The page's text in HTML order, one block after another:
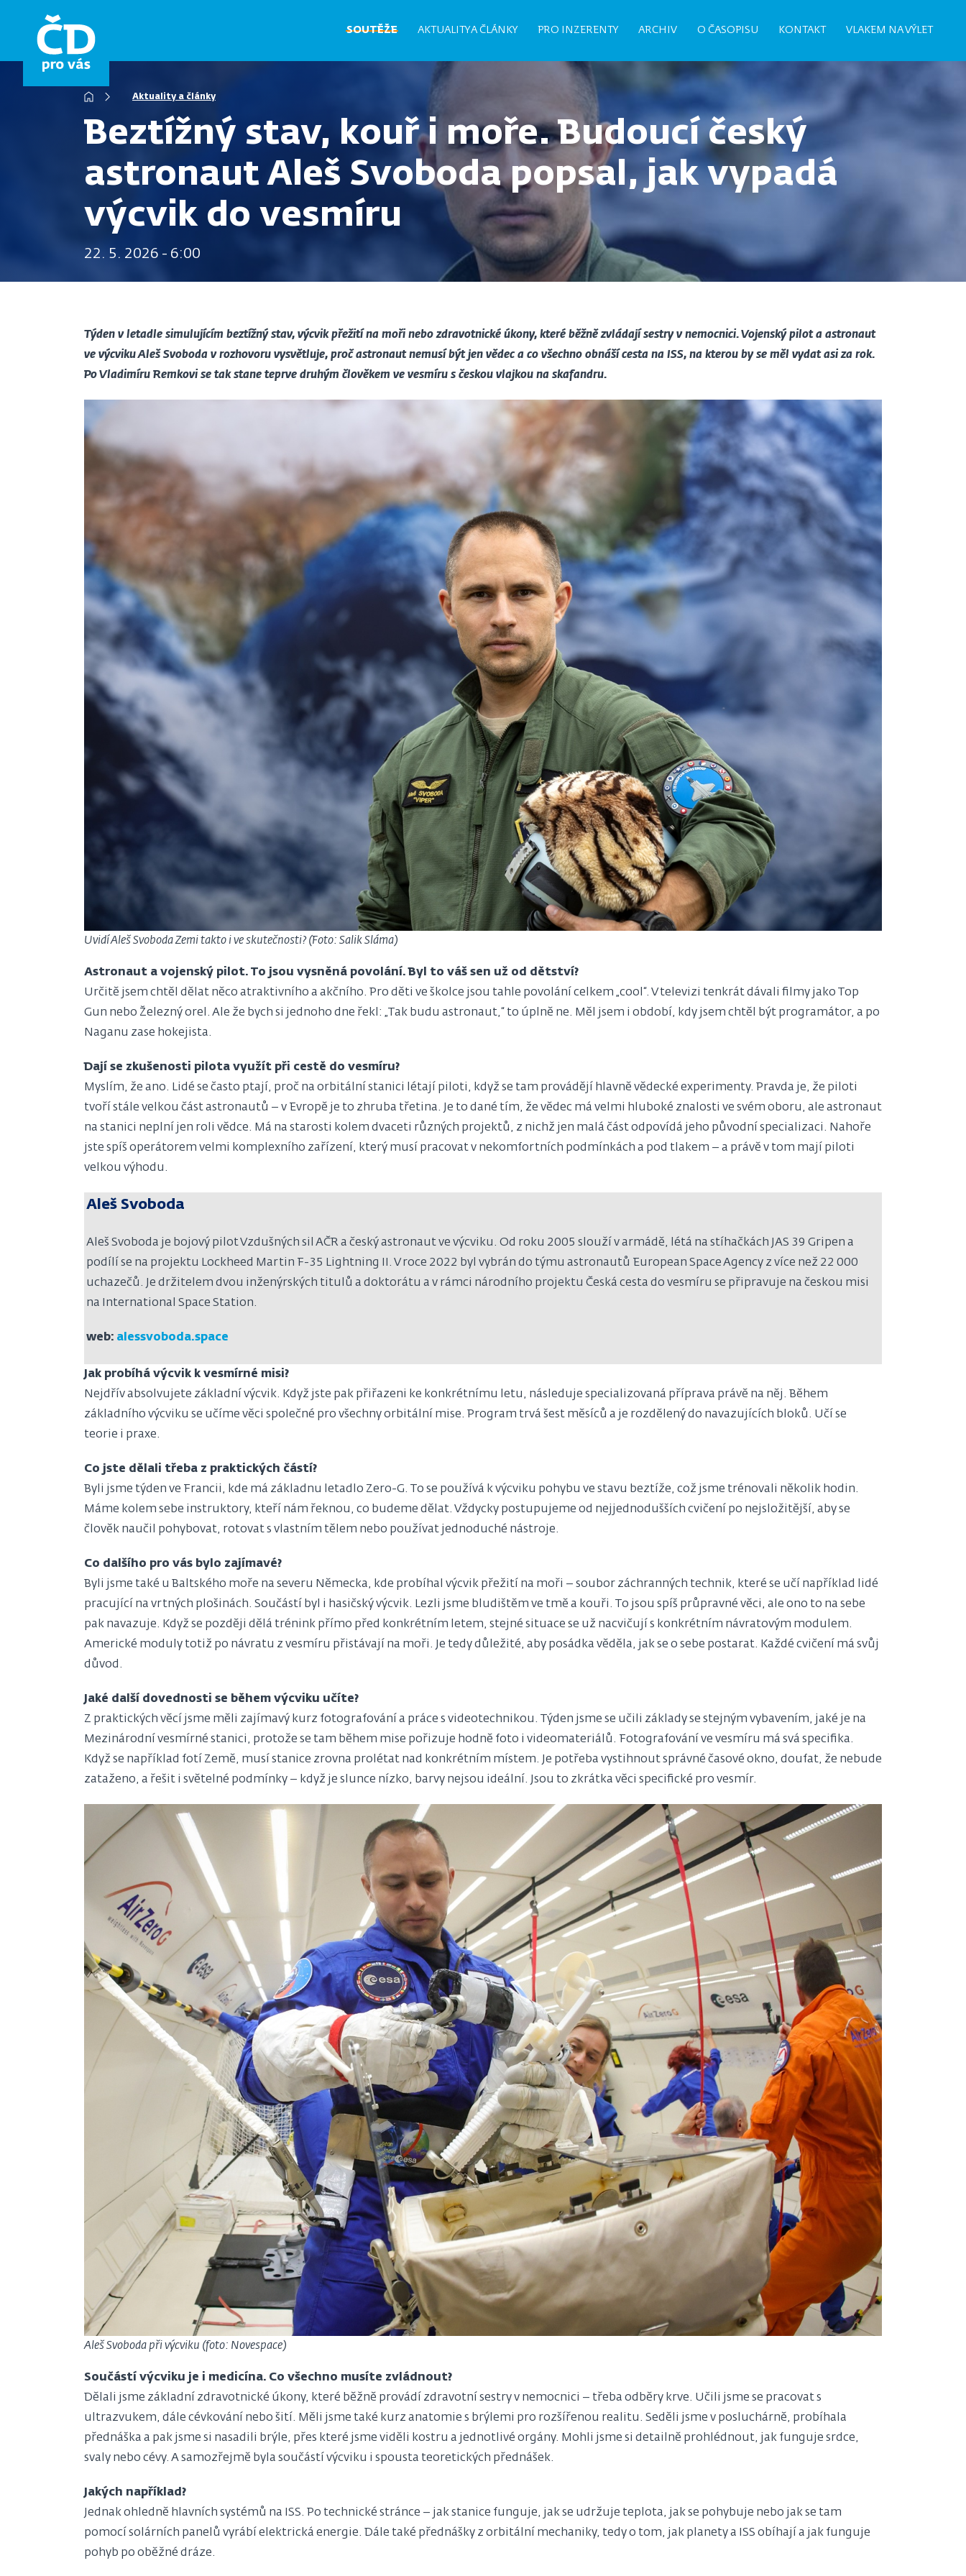
hlavnímu
SOUTĚŽE AKTUALITY A ČLÁNKY PRO INZERENTY ARCHIV O ČASOPISU KONTAKT VLAKEM NA VÝLET
Drobečková
navigace
Aktuality a články
Beztížný stav, kouř i moře. Budoucí český
astronaut Aleš Svoboda popsal, jak vypadá
výcvik do vesmíru
22. 5. 2026 - 6:00
Týden v letadle simulujícím beztížný stav, výcvik přežití na moři nebo zdravotnické úkony, které běžně zvládají sestry v nemocnici. Vojenský pilot a astronaut
ve výcviku Aleš Svoboda v rozhovoru vysvětluje, proč astronaut nemusí být jen vědec a co všechno obnáší cesta na ISS, na kterou by se měl vydat asi za rok.
Po Vladimíru Remkovi se tak stane teprve druhým člověkem ve vesmíru s českou vlajkou na skafandru.
Uvidí Aleš Svoboda Zemi takto i ve skutečnosti? (Foto: Salik Sláma)
Astronaut a vojenský pilot. To jsou vysněná povolání. Byl to váš sen už od dětství?
Určitě jsem chtěl dělat něco atraktivního a akčního. Pro děti ve školce jsou tahle povolání celkem „cool“. V televizi tenkrát dávali filmy jako Top
Gun nebo Železný orel. Ale že bych si jednoho dne řekl: „Tak budu astronaut,“ to úplně ne. Měl jsem i období, kdy jsem chtěl být programátor, a po
Naganu zase hokejista.
Dají se zkušenosti pilota využít při cestě do vesmíru?
Myslím, že ano. Lidé se často ptají, proč na orbitální stanici létají piloti, když se tam provádějí hlavně vědecké experimenty. Pravda je, že piloti
tvoří stále velkou část astronautů – v Evropě je to zhruba třetina. Je to dané tím, že vědec má velmi hluboké znalosti ve svém oboru, ale astronaut
na stanici neplní jen roli vědce. Má na starosti kolem dvaceti různých projektů, z nichž jen malá část odpovídá jeho původní specializaci. Nahoře
jste spíš operátorem velmi komplexního zařízení, který musí pracovat v nekomfortních podmínkách a pod tlakem – a právě v tom mají piloti
velkou výhodu.
Aleš Svoboda
Aleš Svoboda je bojový pilot Vzdušných sil AČR a český astronaut ve výcviku. Od roku 2005 slouží v armádě, létá na stíhačkách JAS 39 Gripen a
podílí se na projektu Lockheed Martin F-35 Lightning II. V roce 2022 byl vybrán do týmu astronautů European Space Agency z více než 22 000
uchazečů. Je držitelem dvou inženýrských titulů a doktorátu a v rámci národního projektu Česká cesta do vesmíru se připravuje na českou misi
na International Space Station.
web: alessvoboda.space
Jak probíhá výcvik k vesmírné misi?
Nejdřív absolvujete základní výcvik. Když jste pak přiřazeni ke konkrétnímu letu, následuje specializovaná příprava právě na něj. Během
základního výcviku se učíme věci společné pro všechny orbitální mise. Program trvá šest měsíců a je rozdělený do navazujících bloků. Učí se
teorie i praxe.
Co jste dělali třeba z praktických částí?
Byli jsme týden ve Francii, kde má základnu letadlo Zero-G. To se používá k výcviku pohybu ve stavu beztíže, což jsme trénovali několik hodin.
Máme kolem sebe instruktory, kteří nám řeknou, co budeme dělat. Vždycky postupujeme od nejjednodušších cvičení po nejsložitější, aby se
člověk naučil pohybovat, rotovat s vlastním tělem nebo používat jednoduché nástroje.
Co dalšího pro vás bylo zajímavé?
Byli jsme také u Baltského moře na severu Německa, kde probíhal výcvik přežití na moři – soubor záchranných technik, které se učí například lidé
pracující na vrtných plošinách. Součástí byl i hasičský výcvik. Lezli jsme bludištěm ve tmě a kouři. To jsou spíš průpravné věci, ale ono to na sebe
pak navazuje. Když se později dělá trénink přímo před konkrétním letem, stejné situace se už nacvičují s konkrétním návratovým modulem.
Americké moduly totiž po návratu z vesmíru přistávají na moři. Je tedy důležité, aby posádka věděla, jak se o sebe postarat. Každé cvičení má svůj
důvod.
Jaké další dovednosti se během výcviku učíte?
Z praktických věcí jsme měli zajímavý kurz fotografování a práce s videotechnikou. Týden jsme se učili základy se stejným vybavením, jaké je na
Mezinárodní vesmírné stanici, protože se tam během mise pořizuje hodně foto i videomateriálů. Fotografování ve vesmíru má svá specifika.
Když se například fotí Země, musí stanice zrovna prolétat nad konkrétním místem. Je potřeba vystihnout správné časové okno, doufat, že nebude
zataženo, a řešit i světelné podmínky – když je slunce nízko, barvy nejsou ideální. Jsou to zkrátka věci specifické pro vesmír.
Aleš Svoboda při výcviku (foto: Novespace)
Součástí výcviku je i medicína. Co všechno musíte zvládnout?
Dělali jsme základní zdravotnické úkony, které běžně provádí zdravotní sestry v nemocnici – třeba odběry krve. Učili jsme se pracovat s
ultrazvukem, dále cévkování nebo šití. Měli jsme také kurz anatomie s brýlemi pro rozšířenou realitu. Seděli jsme v posluchárně, probíhala
přednáška a pak jsme si nasadili brýle, přes které jsme viděli kostru a jednotlivé orgány. Mohli jsme si detailně prohlédnout, jak funguje srdce,
svaly nebo cévy. A samozřejmě byla součástí výcviku i spousta teoretických přednášek.
Jakých například?
Jednak ohledně hlavních systémů na ISS. Po technické stránce – jak stanice funguje, jak se udržuje teplota, jak se pohybuje nebo jak se tam
pomocí solárních panelů vyrábí elektrická energie. Dále také přednášky z orbitální mechaniky, tedy o tom, jak planety a ISS obíhají a jak funguje
pohyb po oběžné dráze.